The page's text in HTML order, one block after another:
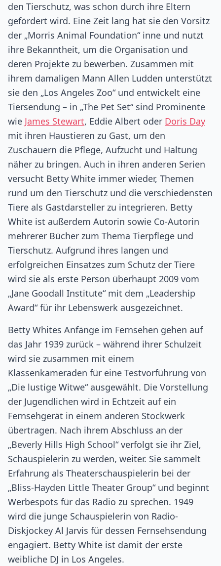
den Tierschutz, was schon durch ihre Eltern
gefördert wird. Eine Zeit lang hat sie den Vorsitz
der „Morris Animal Foundation“ inne und nutzt
ihre Bekanntheit, um die Organisation und
deren Projekte zu bewerben. Zusammen mit
ihrem damaligen Mann Allen Ludden unterstützt
sie den „Los Angeles Zoo“ und entwickelt eine
Tiersendung – in „The Pet Set“ sind Prominente
wie James Stewart, Eddie Albert oder Doris Day
mit ihren Haustieren zu Gast, um den
Zuschauern die Pflege, Aufzucht und Haltung
näher zu bringen. Auch in ihren anderen Serien
versucht Betty White immer wieder, Themen
rund um den Tierschutz und die verschiedensten
Tiere als Gastdarsteller zu integrieren. Betty
White ist außerdem Autorin sowie Co-Autorin
mehrerer Bücher zum Thema Tierpflege und
Tierschutz. Aufgrund ihres langen und
erfolgreichen Einsatzes zum Schutz der Tiere
wird sie als erste Person überhaupt 2009 vom
„Jane Goodall Institute“ mit dem „Leadership
Award“ für ihr Lebenswerk ausgezeichnet.
Betty Whites Anfänge im Fernsehen gehen auf
das Jahr 1939 zurück – während ihrer Schulzeit
wird sie zusammen mit einem
Klassenkameraden für eine Testvorführung von
„Die lustige Witwe“ ausgewählt. Die Vorstellung
der Jugendlichen wird in Echtzeit auf ein
Fernsehgerät in einem anderen Stockwerk
übertragen. Nach ihrem Abschluss an der
„Beverly Hills High School“ verfolgt sie ihr Ziel,
Schauspielerin zu werden, weiter. Sie sammelt
Erfahrung als Theaterschauspielerin bei der
„Bliss-Hayden Little Theater Group“ und beginnt
Werbespots für das Radio zu sprechen. 1949
wird die junge Schauspielerin von Radio-
Diskjockey Al Jarvis für dessen Fernsehsendung
engagiert. Betty White ist damit der erste
weibliche DJ in Los Angeles.